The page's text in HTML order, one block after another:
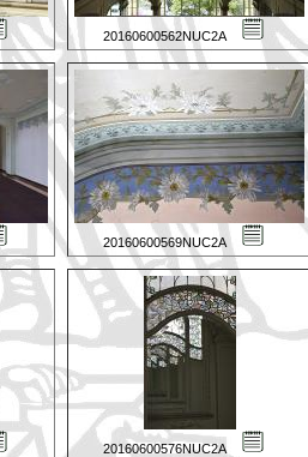
20160600562NUC2A
20160600569NUC2A
20160600576NUC2A